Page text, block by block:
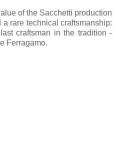
of the Sacchetti production
rare technical craftsmanship:
craftsman in the tradition -
Ferragamo.